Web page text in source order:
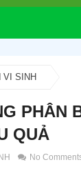
VI SINH
PHÂN
QUẢ
No